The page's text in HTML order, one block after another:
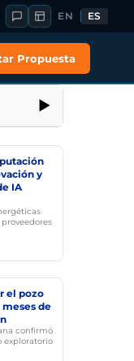
EN ES
Propuesta
y
IA
el pozo
meses de
confirmó
exploratorio